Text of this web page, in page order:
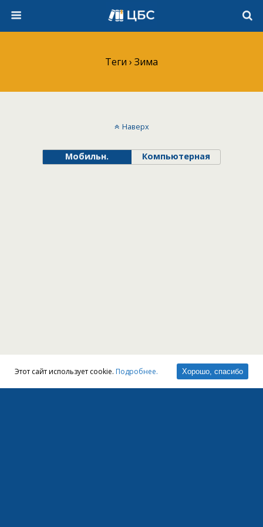
Теги › Зима
Наверх
Мобильн. Компьютерная
Этот сайт использует cookie. Подробнее. Хорошо, спасибо